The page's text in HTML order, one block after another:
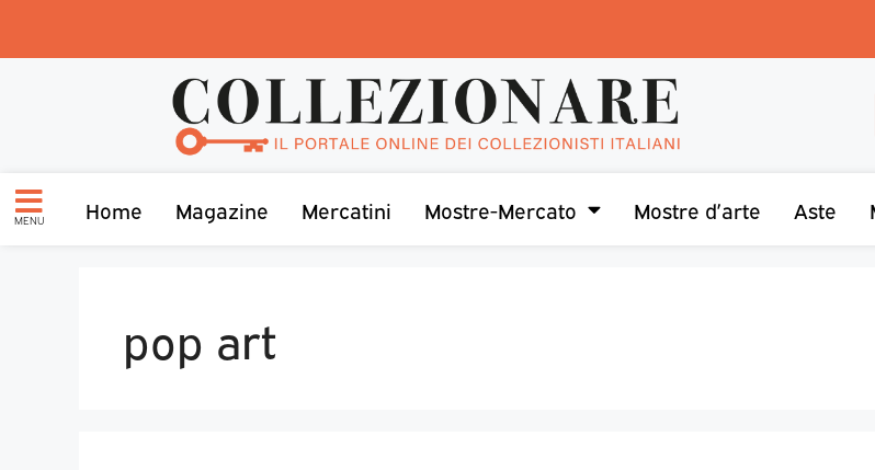
MENU Home Magazine Mercatini Mostre-Mercato Mostre d’arte Aste
pop art